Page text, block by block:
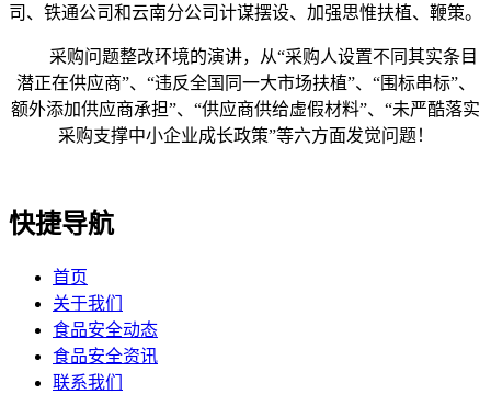
司、铁通公司和云南分公司计谋摆设、加强思惟扶植、鞭策。
采购问题整改环境的演讲，从“采购人设置不同其实条目
潜正在供应商”、“违反全国同一大市场扶植”、“围标串标”、
额外添加供应商承担”、“供应商供给虚假材料”、“未严酷落实
采购支撑中小企业成长政策”等六方面发觉问题！
快捷导航
首页
关于我们
食品安全动态
食品安全资讯
联系我们